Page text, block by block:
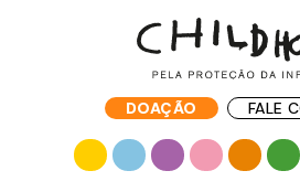
DOAÇÃO FALE